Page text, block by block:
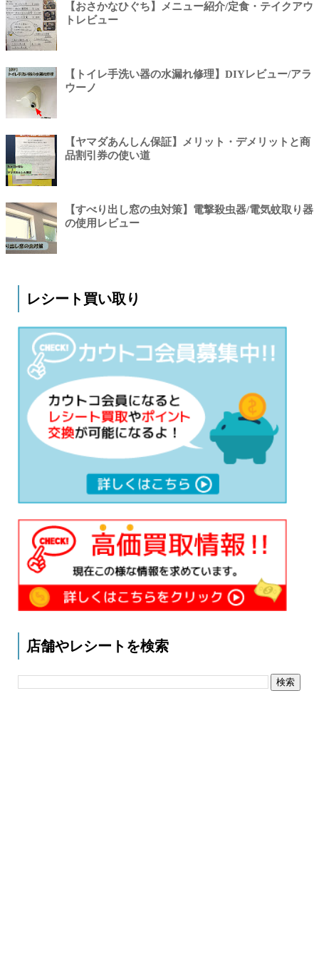
【おさかなひぐち】メニュー紹介/定食・テイクアウ
トレビュー
【トイレ手洗い器の水漏れ修理】DIYレビュー/アラ
ウーノ
【ヤマダあんしん保証】メリット・デメリットと商
品割引券の使い道
【すべり出し窓の虫対策】電撃殺虫器/電気蚊取り器
の使用レビュー
レシート買い取り
店舗やレシートを検索